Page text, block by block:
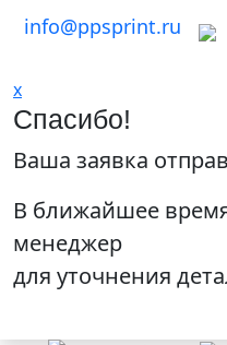
info@ppsprint.ru
x
Спасибо!
Ваша заявка
В ближайшее
менеджер
для уточнения